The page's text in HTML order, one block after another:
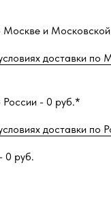
Москве и
доставки по
России - 0 руб.*
доставки по
0 руб.